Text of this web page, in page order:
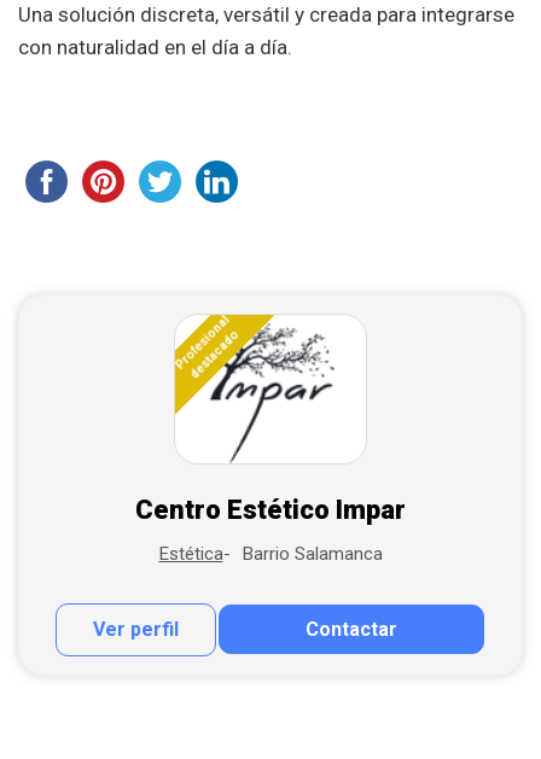
Una solución discreta, versátil y creada para integrarse
con naturalidad en el día a día.
Profesional
destacado
Centro Estético Impar
Estética Barrio Salamanca
Ver perfil Contactar
Contactar por correo